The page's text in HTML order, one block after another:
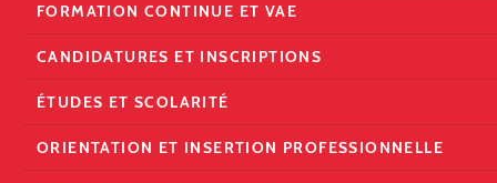
FORMATION CONTINUE ET VAE
CANDIDATURES ET INSCRIPTIONS
ÉTUDES ET SCOLARITÉ
ORIENTATION ET INSERTION PROFESSIONNELLE